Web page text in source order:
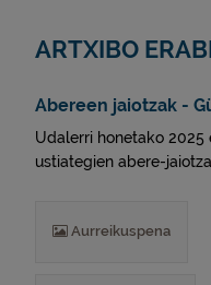
ARTXIBO
Abereen jaiotzak -
Udalerri honetako
ustiategien abere-
Aurreikuspena